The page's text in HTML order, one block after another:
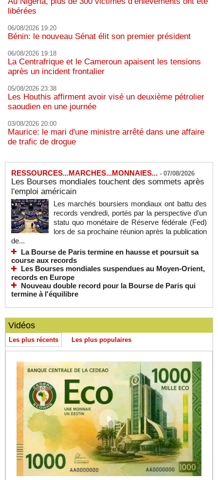
libérées
06/08/2026 19:20
Bénin: le nouveau Sénat élit son premier président
06/08/2026 19:18
La Centrafrique et le Cameroun apaisent les tensions
après un incident frontalier
05/08/2026 23:38
Les Houthis affirment avoir visé un deuxième pétrolier
saoudien en une journée
03/08/2026 20:00
Maurice: le mari d'une ministre arrêté dans une affaire
de trafic de drogue
RESSOURCES...MARCHES...MONNAIES... - 07/08/2026
Les Bourses mondiales touchent des sommets après
l'emploi américain
Les marchés boursiers mondiaux ont battu des
records vendredi, portés par la perspective d'un
statu quo monétaire de Réserve fédérale (Fed)
lors de sa prochaine réunion après la publication
de...
La Bourse de Paris termine en hausse et poursuit sa
course aux records
Les Bourses mondiales suspendues au Moyen-Orient,
records en Europe
Nouveau double record pour la Bourse de Paris qui
termine à l'équilibre
Vidéos
Les plus récents Les plus populaires